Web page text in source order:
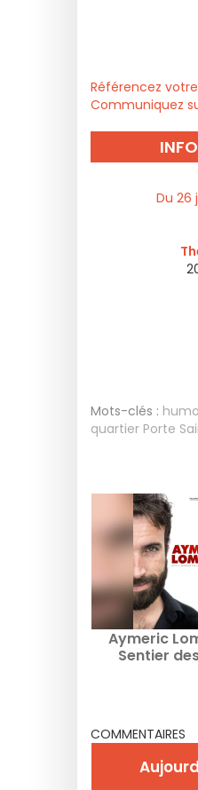
Référencez
Communiquez
Du 26
Mots-clés :
quartier Porte
Aymeric
Sentier
COMMENTAIRES